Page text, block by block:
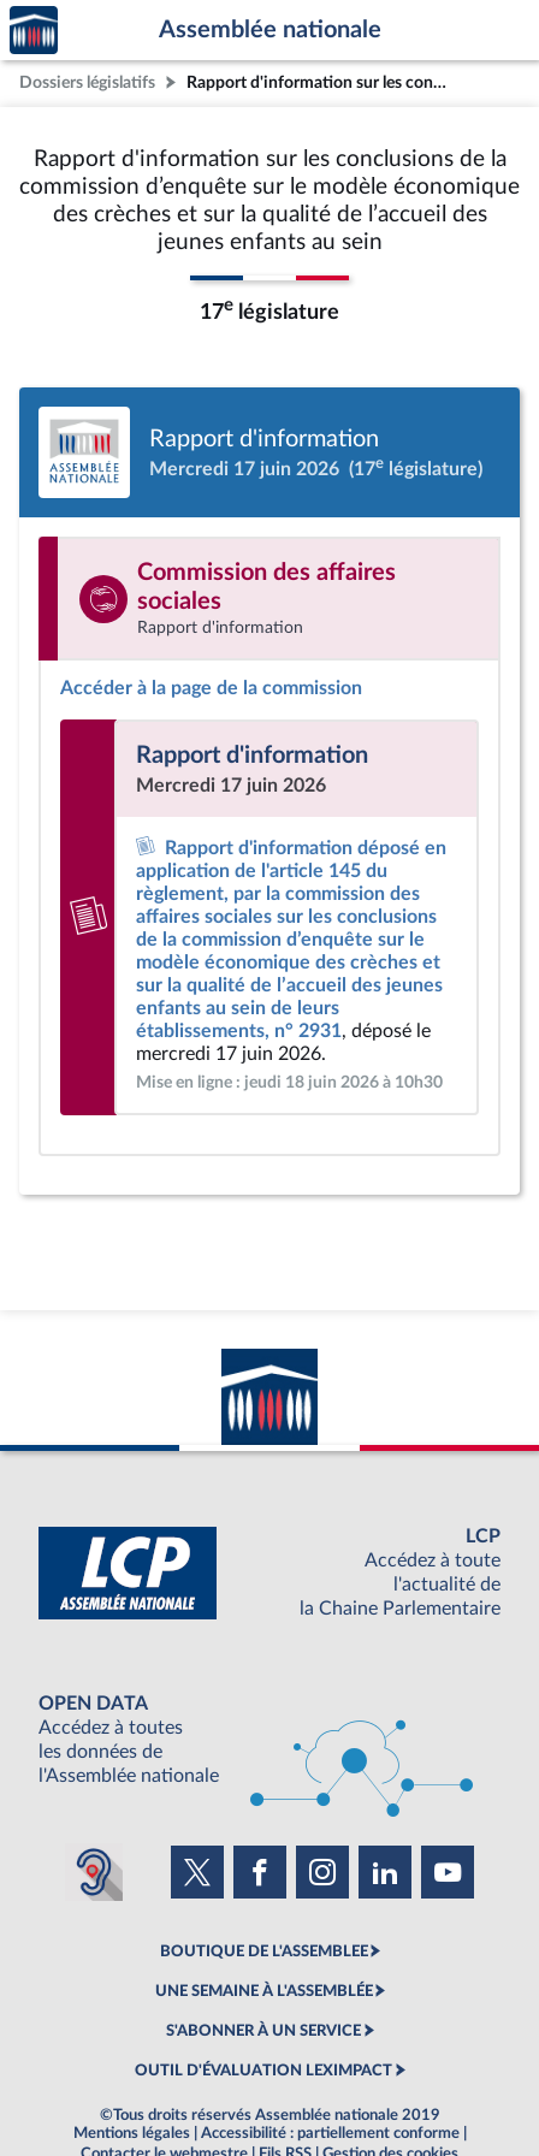
Aller au contenu
Aller en bas de la page
Accèder
à la
page
d'accueil
Assemblée nationale
Dossiers législatifs Rapport d'information sur les conclusions de la commission d’enquête sur le modèle économique des crèches et sur la qualité de l’accueil des jeunes enfants au sein
Rapport d'information sur les conclusions de la
commission d’enquête sur le modèle économique
des crèches et sur la qualité de l’accueil des
jeunes enfants au sein
17e législature
Rapport d'information
Mercredi 17 juin 2026 (17e législature)
Commission des affaires
sociales
Rapport d'information
Accéder à la page de la commission
Rapport d'information
Mercredi 17 juin 2026
Rapport d'information déposé en
application de l'article 145 du
règlement, par la commission des
affaires sociales sur les conclusions
de la commission d’enquête sur le
modèle économique des crèches et
sur la qualité de l’accueil des jeunes
enfants au sein de leurs
établissements, n° 2931, déposé le
mercredi 17 juin 2026.
Mise en ligne : jeudi 18 juin 2026 à 10h30
LCP
Accédez à toute
l'actualité de
la Chaine Parlementaire
OPEN DATA
Accédez à toutes
les données de
l'Assemblée nationale
BOUTIQUE DE L'ASSEMBLEE
UNE SEMAINE À L'ASSEMBLÉE
S'ABONNER À UN SERVICE
OUTIL D'ÉVALUATION LEXIMPACT
©Tous droits réservés Assemblée nationale 2019
Mentions légales
Accessibilité : partiellement conforme
Contacter le webmestre
Fils RSS Gestion des cookies